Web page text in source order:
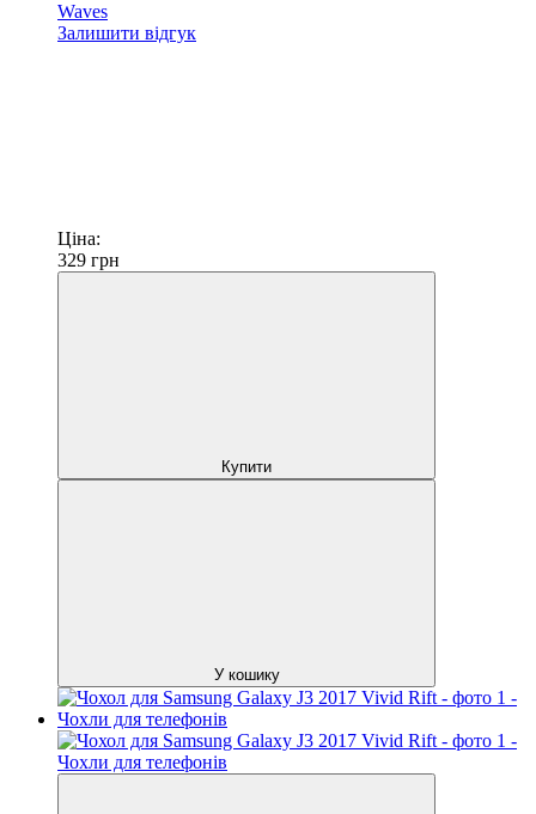
Waves
Залишити відгук
Ціна:
329 грн
Купити
У кошику